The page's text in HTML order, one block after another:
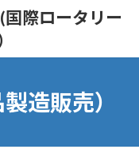
際ロータリー
造販売）